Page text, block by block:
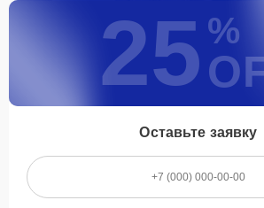
25 %
Оставьте заявку